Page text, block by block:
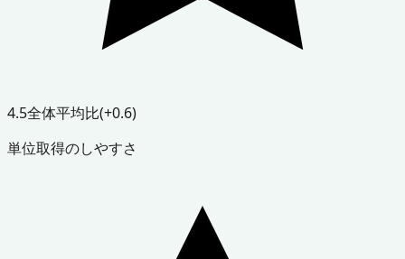
4.5全体平均比(+0.6)
単位取得のしやすさ